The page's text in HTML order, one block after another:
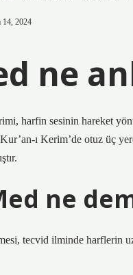
14, 2024
ne
harfin sesinin hareket
ı Kerim’de otuz üç
ne
tecvid ilminde harflerin